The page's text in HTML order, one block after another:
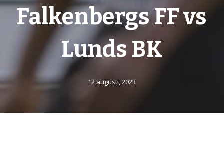
Falkenbergs FF vs
Lunds BK
12 augusti, 2023